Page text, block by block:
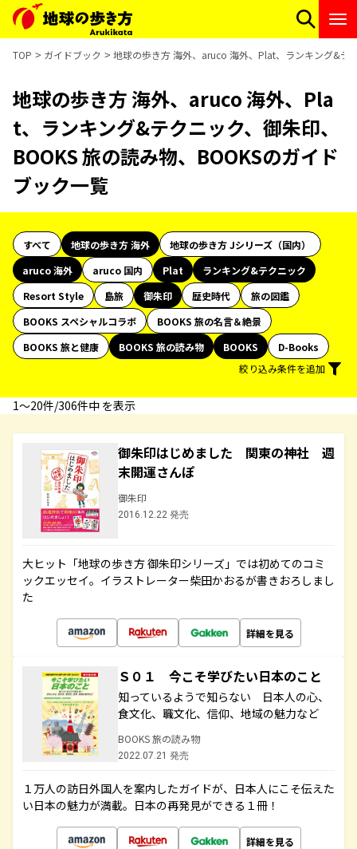
TOP ガイドブック 地球の歩き方 海外、aruco 海外、Plat、ランキング&テ
地球の歩き方 海外、aruco 海外、Pla
t、ランキング&テクニック、御朱印、
BOOKS 旅の読み物、BOOKSのガイド
ブック一覧
すべて 地球の歩き方 海外
地球の歩き方 Jシリーズ（国内）
aruco 海外
aruco 国内 Plat
ランキング&テクニック
Resort Style
島旅 御朱印 歴史時代
旅の図鑑
BOOKS スペシャルコラボ
BOOKS 旅の名言＆絶景
BOOKS 旅と健康
BOOKS 旅の読み物 BOOKS
D-Books
絞り込み条件を追加
1〜20件/306件中 を表示
御朱印はじめました 関東の神社 週
末開運さんぽ
御朱印
2016.12.22 発売
大ヒット「地球の歩き方 御朱印シリーズ」では初めてのコミ
ックエッセイ。イラストレーター柴田かおるが書きおろしまし
た
詳細を見る
Ｓ０１ 今こそ学びたい日本のこと
知っているようで知らない 日本人の心、
食文化、職文化、信仰、地域の魅力など
BOOKS 旅の読み物
2022.07.21 発売
１万人の訪日外国人を案内したガイドが、日本人にこそ伝えた
い日本の魅力が満載。日本の再発見ができる１冊！
詳細を見る